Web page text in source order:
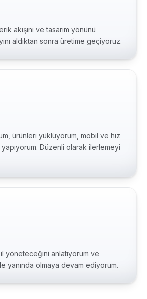
akışını ve tasarım yönünü
aldıktan sonra üretime geçiyoruz.
ürünleri yüklüyorum, mobil ve hız
Düzenli olarak ilerlemeyi
yöneteceğini anlatıyorum ve
yanında olmaya devam ediyorum.